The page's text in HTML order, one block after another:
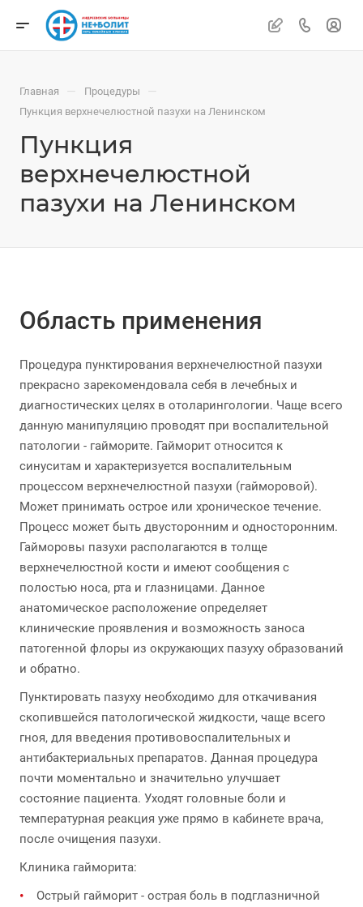
Главная — Процедуры —
Пункция верхнечелюстной пазухи на Ленинском
Пункция
верхнечелюстной
пазухи на Ленинском
Область применения
Процедура пунктирования верхнечелюстной пазухи
прекрасно зарекомендовала себя в лечебных и
диагностических целях в отоларингологии. Чаще всего
данную манипуляцию проводят при воспалительной
патологии - гайморите. Гайморит относится к
синуситам и характеризуется воспалительным
процессом верхнечелюстной пазухи (гайморовой).
Может принимать острое или хроническое течение.
Процесс может быть двусторонним и односторонним.
Гайморовы пазухи располагаются в толще
верхнечелюстной кости и имеют сообщения с
полостью носа, рта и глазницами. Данное
анатомическое расположение определяет
клинические проявления и возможность заноса
патогенной флоры из окружающих пазуху образований
и обратно.
Пунктировать пазуху необходимо для откачивания
скопившейся патологической жидкости, чаще всего
гноя, для введения противовоспалительных и
антибактериальных препаратов. Данная процедура
почти моментально и значительно улучшает
состояние пациента. Уходят головные боли и
температурная реакция уже прямо в кабинете врача,
после очищения пазухи.
Клиника гайморита:
Острый гайморит - острая боль в подглазничной